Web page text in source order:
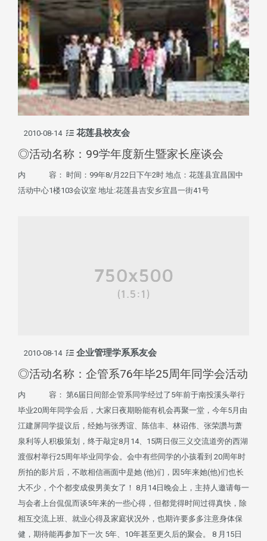
2010-08-14 花莲县校友会
◎活动名称：99学年度新生暨家长座谈会
内 容： 时间：99年8/月22日下午2时 地点：花莲县宜昌国中
活动中心1楼103会议室 地址:花莲县吉安乡宜昌一街41号
2010-08-14 企业管理学系系友会
◎活动名称：企管系76年毕25周年同学会活动
内 容： 第6届日间部企管系同学经过了5年前于南投溪头举行
毕业20周年同学会后，大家日夜期盼能有机会再聚一堂，今年5月由
江建屏同学提议后，经她与张秀谊、陈信丰、林诏伟、张荣讚与萧
泉利等人积极策划，终于敲定8月14、15两日假三义交流道旁的西湖
渡假村举行25周年毕业同学会。会中有些同学的小孩看到 20周年时
所拍的影片后，不敢相信画面中是她 (他)们，因5年来她(他)们也长
大不少，个个都变成俊男美女了！ 8月14日晚会上，主持人邀请每一
与会者上台侃侃而谈5年来的一些心得，但都觉得时间过得真快，除
相互交流上班、就业心得及家庭状况外，也期许要多多注意身体保
健，期待能再参加下一次 5年、10年甚至更久后的聚会。 8 月15日